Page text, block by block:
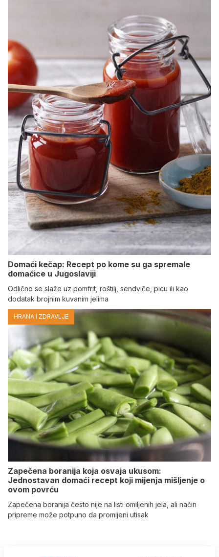
Domaći kečap: Recept po kome su ga spremale
domaćice u Jugoslaviji
Odlično se slaže uz pomfrit, roštilj, sendviče, picu ili kao
dodatak brojnim kuvanim jelima
HRANA I ZDRAVLJE
Zapečena boranija koja osvaja ukusom:
Jednostavan domaći recept koji mijenja mišljenje o
ovom povrću
Zapečena boranija često nije na listi omiljenih jela, ali način
pripreme može potpuno da promijeni utisak